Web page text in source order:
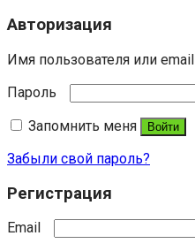
Авторизация
Имя пользователя или email
Пароль
Запомнить меня
Войти
Забыли свой пароль?
Регистрация
Email